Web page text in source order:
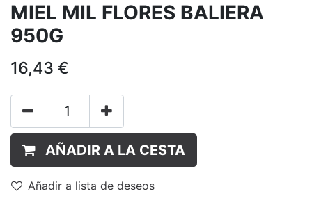
MIEL MIL FLORES BALIERA
950G
16,43 €
AÑADIR A LA CESTA
Añadir a lista de deseos